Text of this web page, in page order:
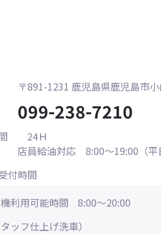
〒891-1231 鹿児島県鹿児島市
099-238-7210
24Ｈ
店員給油対応 8:00～19:00（平
付時間
利用可能時間
8:00～20:00
タッフ仕上げ洗車）